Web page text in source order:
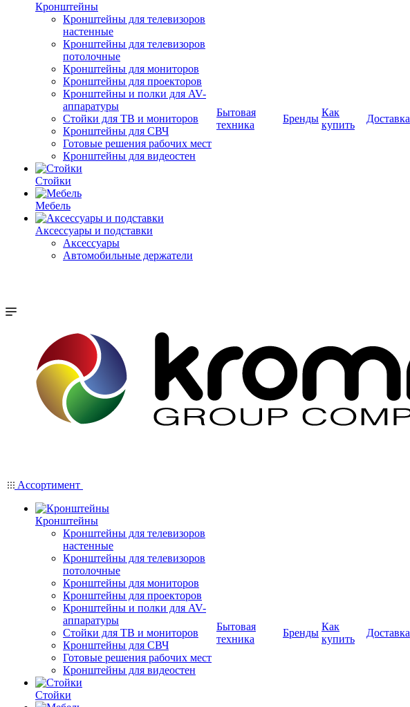
Кронштейны
Кронштейны для телевизоров
настенные
Кронштейны для телевизоров
потолочные
Кронштейны для мониторов
Кронштейны для проекторов
Кронштейны и полки для AV-
аппаратуры
Стойки для ТВ и мониторов
Кронштейны для СВЧ
Готовые решения рабочих мест
Кронштейны для видеостен
Стойки
Мебель
Аксессуары и подставки
Аксессуары
Автомобильные держатели
Бытовая
техника
Бренды
Как
купить
Доставка
Ассортимент
Кронштейны
Кронштейны для телевизоров
настенные
Кронштейны для телевизоров
потолочные
Кронштейны для мониторов
Кронштейны для проекторов
Кронштейны и полки для AV-
аппаратуры
Стойки для ТВ и мониторов
Кронштейны для СВЧ
Готовые решения рабочих мест
Кронштейны для видеостен
Стойки
Бытовая
техника
Бренды
Как
купить
Доставка